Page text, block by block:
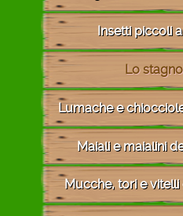
Insetti piccoli
Lo
Lumache e
Maiali e maialini
Mucche, tori e